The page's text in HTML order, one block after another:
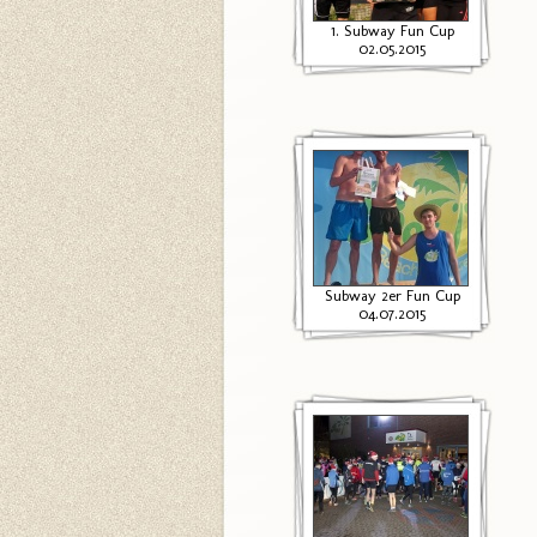
1. Subway Fun Cup
02.05.2015
Subway 2er Fun Cup
04.07.2015